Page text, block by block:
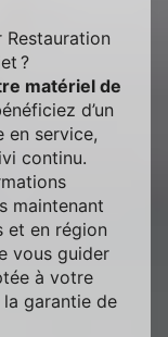
Restauration
?
matériel de
d’un
en service,
continu.
maintenant
et en région
vous guider
à votre
la garantie de